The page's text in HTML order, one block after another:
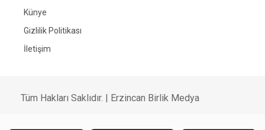
Künye
Gizlilik Politikası
İletişim
Tüm Hakları Saklıdır. | Erzincan Birlik Medya